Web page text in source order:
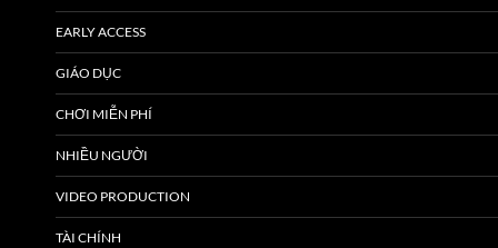
EARLY ACCESS
GIÁO DỤC
CHƠI MIỄN PHÍ
NHIỀU NGƯỜI
VIDEO PRODUCTION
TÀI CHÍNH